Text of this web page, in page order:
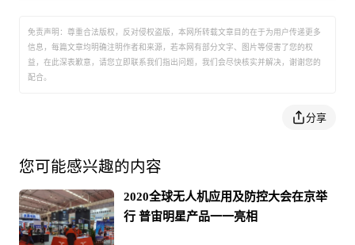
免责声明：尊重合法版权，反对侵权盗版，本网所转载文章目的在于为用户传递更多
信息，每篇文章均明确注明作者和来源，若本网有部分文字、图片等侵害了您的权
益，在此深表歉意，请您立即联系我们指出问题，我们会尽快核实并解决，谢谢您的
配合。
分享
您可能感兴趣的内容
2020全球无人机应用及防控大会在京举
行 普宙明星产品一一亮相